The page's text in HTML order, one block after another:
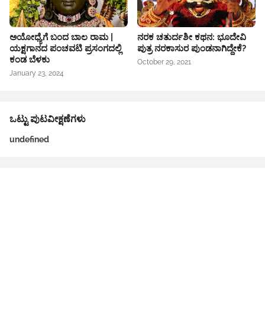
ಅಯೋಧ್ಯೆಗೆ ಬಂದ ಬಾಲ ರಾಮ |
ಯಕ್ಷಗಾನದ ಪಂಚವಟಿ ಪ್ರಸಂಗದಲ್ಲಿ
ಕಂಡ ಬೆಳಕು
January 23, 2024
ನರಕ ಚತುರ್ದಶೀ ಕಥನ: ಭೂದೇವಿ
ಪುತ್ರ ನರಕಾಸುರ ಪುಂಡನಾಗಿದ್ದೇಕೆ?
October 29, 2021
ಒಟ್ಟು ಪುಟವೀಕ್ಷಣೆಗಳು
undefned